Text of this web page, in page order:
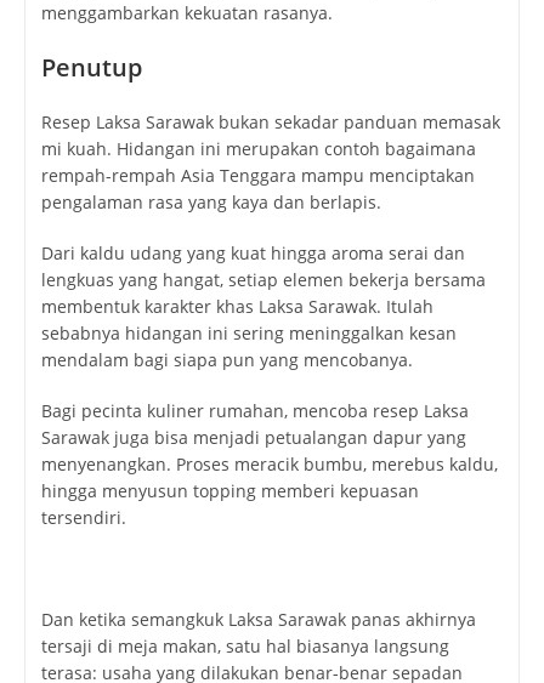
menggambarkan kekuatan rasanya.
Penutup
Resep Laksa Sarawak bukan sekadar panduan memasak
mi kuah. Hidangan ini merupakan contoh bagaimana
rempah-rempah Asia Tenggara mampu menciptakan
pengalaman rasa yang kaya dan berlapis.
Dari kaldu udang yang kuat hingga aroma serai dan
lengkuas yang hangat, setiap elemen bekerja bersama
membentuk karakter khas Laksa Sarawak. Itulah
sebabnya hidangan ini sering meninggalkan kesan
mendalam bagi siapa pun yang mencobanya.
Bagi pecinta kuliner rumahan, mencoba resep Laksa
Sarawak juga bisa menjadi petualangan dapur yang
menyenangkan. Proses meracik bumbu, merebus kaldu,
hingga menyusun topping memberi kepuasan
tersendiri.
Dan ketika semangkuk Laksa Sarawak panas akhirnya
tersaji di meja makan, satu hal biasanya langsung
terasa: usaha yang dilakukan benar-benar sepadan